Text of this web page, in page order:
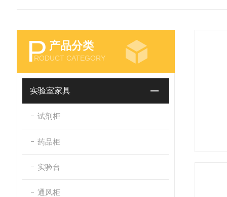
P 产品分类
RODUCT CATEGORY
实验室家具
试剂柜
药品柜
实验台
通风柜